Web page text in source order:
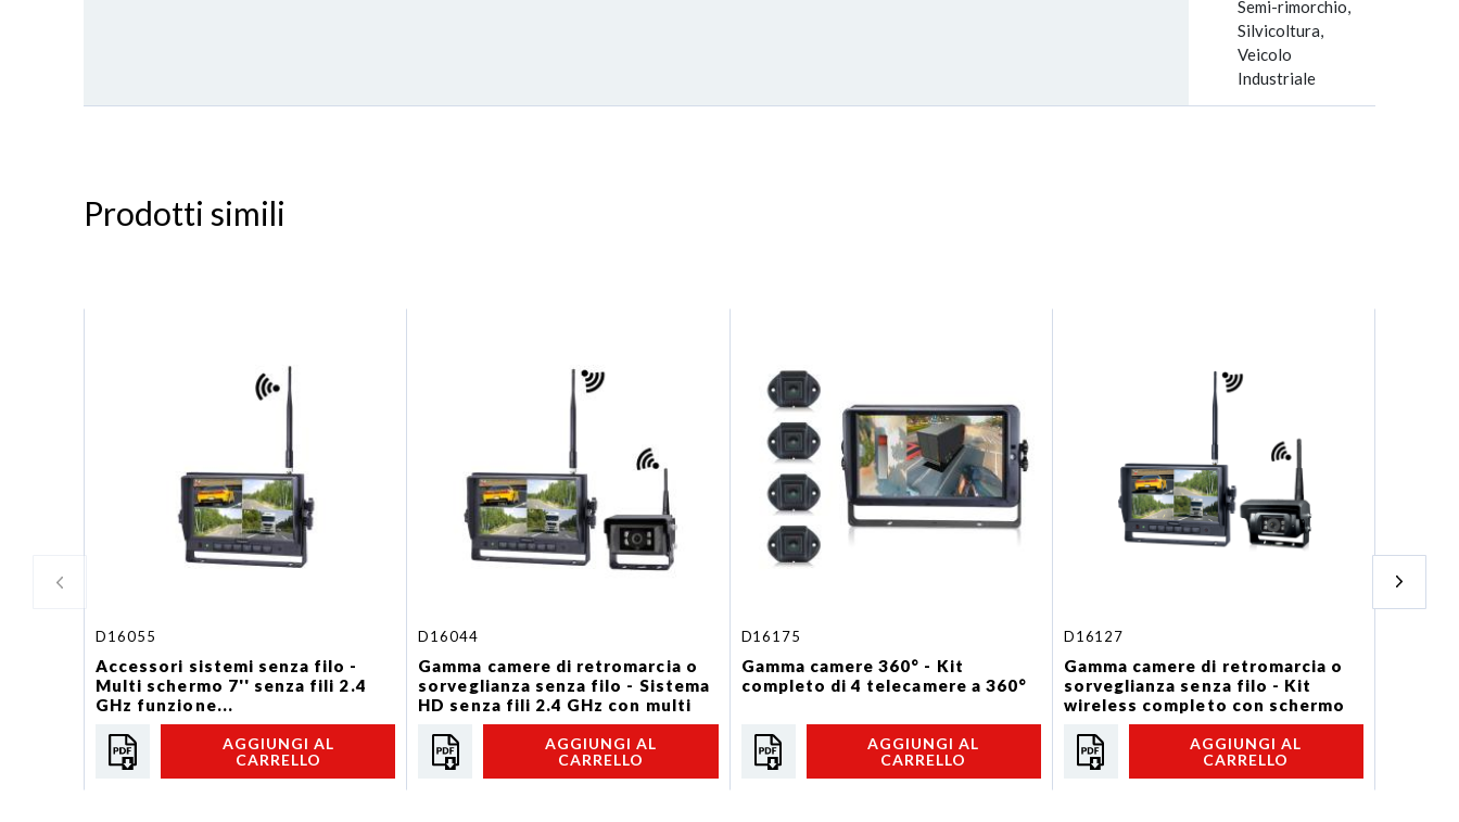
Semi-rimorchio,
Silvicoltura,
Veicolo
Industriale
Prodotti simili
D16055
Accessori sistemi senza filo -
Multi schermo 7'' senza fili 2.4
GHz funzione...
AGGIUNGI AL
CARRELLO
D16044
Gamma camere di retromarcia o
sorveglianza senza filo - Sistema
HD senza fili 2.4 GHz con multi
shermo
AGGIUNGI AL
CARRELLO
D16175
Gamma camere 360° - Kit
completo di 4 telecamere a 360°
AGGIUNGI AL
CARRELLO
D16127
Gamma camere di retromarcia o
sorveglianza senza filo - Kit
wireless completo con schermo
da 7",...
AGGIUNGI AL
CARRELLO